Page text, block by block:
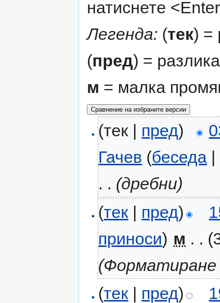
натиснете
Легенда: (тек) =
(пред) =
м = малка
(тек | пред)
Гачев (беседа |
. . (дребни)
(тек | пред)
приноси) м . .
(Форматиране
(тек | пред)